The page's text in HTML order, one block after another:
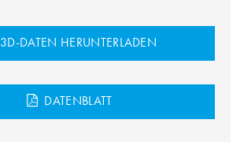
3D-DATEN HERUNTERLADEN
DATENBLATT